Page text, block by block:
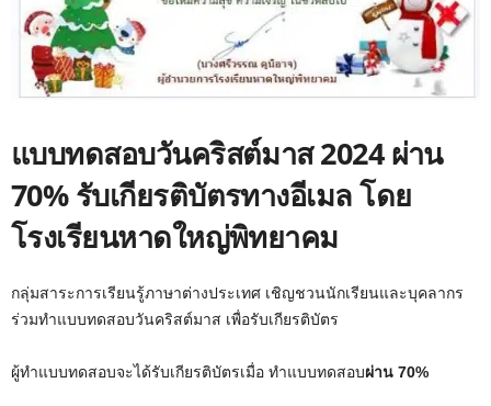
แบบทดสอบวันคริสต์มาส 2024 ผ่าน
70% รับเกียรติบัตรทางอีเมล โดย
โรงเรียนหาดใหญ่พิทยาคม
กลุ่มสาระการเรียนรู้ภาษาต่างประเทศ เชิญชวนนักเรียนและบุคลากร
ร่วมทำแบบทดสอบวันคริสต์มาส เพื่อรับเกียรติบัตร
ผู้ทำแบบทดสอบจะได้รับเกียรติบัตรเมื่อ ทำแบบทดสอบผ่าน 70%